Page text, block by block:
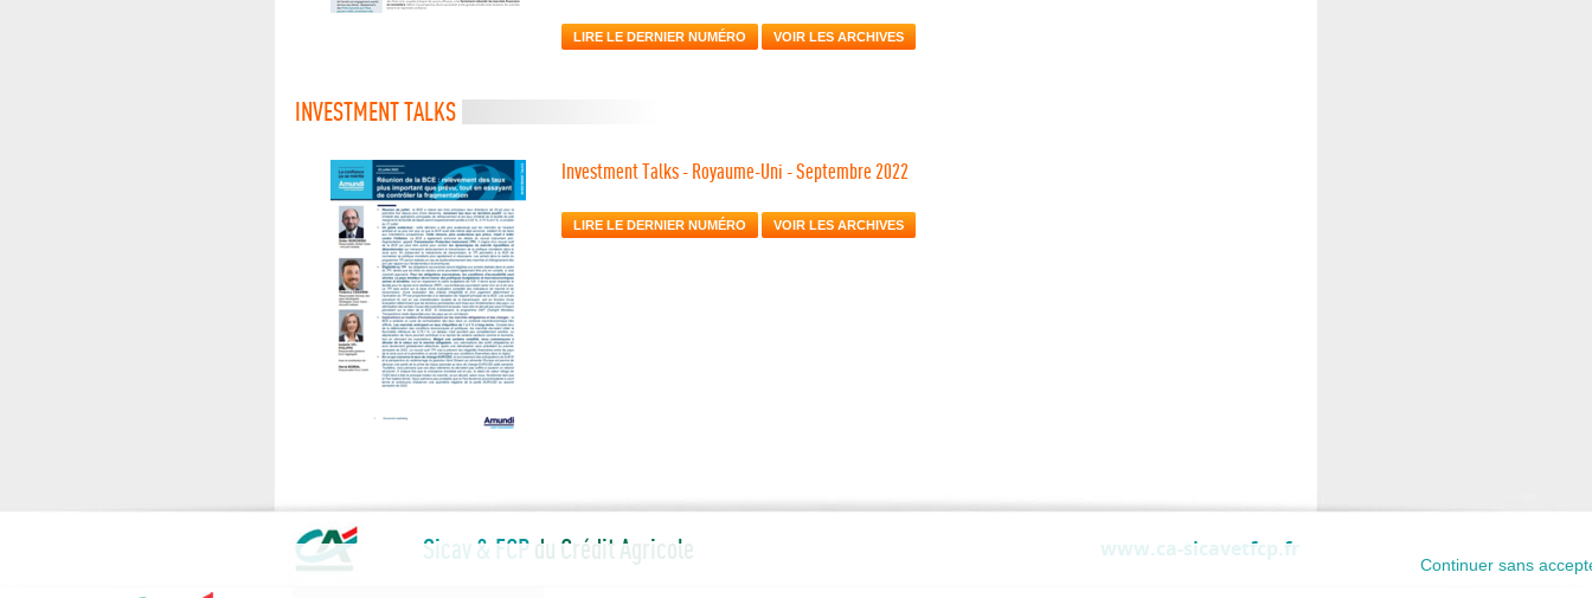
Continuer sans
LIRE LE DERNIER NUMÉRO VOIR LES ARCHIVES
INVESTMENT TALKS
Investment Talks - Royaume-Uni - Septembre 2022
LIRE LE DERNIER NUMÉRO VOIR LES ARCHIVES
Sicav & FCPdu Crédit Agricole www.ca-sicavetfcp.fr